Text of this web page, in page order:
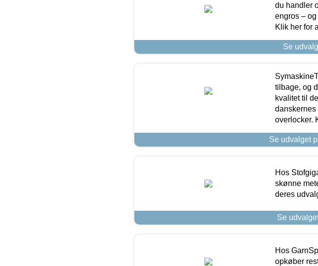
du handler
engros –
Klik her for
Se
tilbage, og
kvalitet til
danskernes
overlocker.
Se udvalget
Hos
skønne
deres
Se
Hos
opkøber